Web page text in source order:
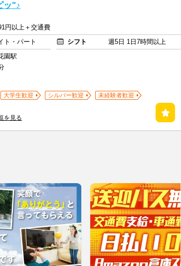
ッ"♪
円以上＋交通費
ト・パート シフト
週5日 1日7時間以上
園駅
大学生歓迎 シルバー歓迎
未経験者歓迎
を見る